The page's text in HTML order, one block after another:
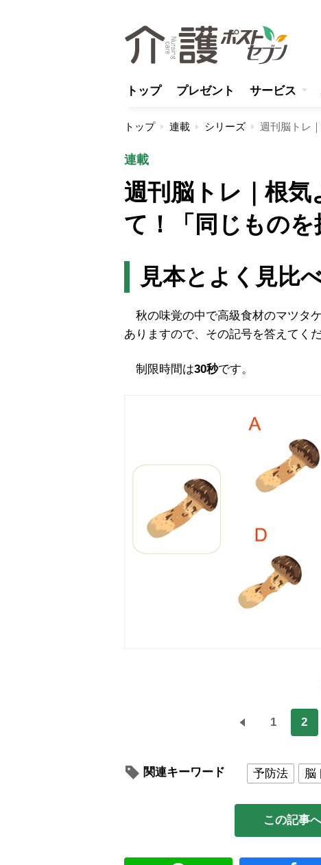
トップ プレゼント サービス
トップ 連載 シリーズ
連載
週刊脳トレ｜根
て！「同じものを
見本とよく見比
秋の味覚の中で高級食材のマツタ
ありますので、その記号を答えてく
制限時間は30秒です。
1 2
関連キーワード 予防法 脳
この記事